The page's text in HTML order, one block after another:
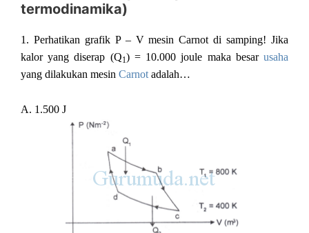
termodinamika)
1. Perhatikan grafik P – V mesin Carnot di samping! Jika
kalor yang diserap (Q1) = 10.000 joule maka besarusaha
yang dilakukan mesin Carnot adalah…
A. 1.500 J